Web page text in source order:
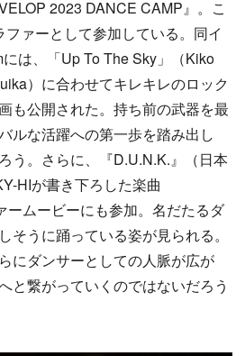
2023 DANCE CAMP』。こ
ファーとして参加している。同イ
は、「Up To The Sky」（Kiko
）に合わせてキレキレのロック
も公開された。持ち前の武器を最
ルな活躍への第一歩を踏み出し
う。さらに、『D.U.N.K.』（日本
HIが書き下ろした楽曲
ームービーにも参加。名だたるダ
そうに踊っている姿が見られる。
にダンサーとしての人脈が広が
と繋がっていくのではないだろう